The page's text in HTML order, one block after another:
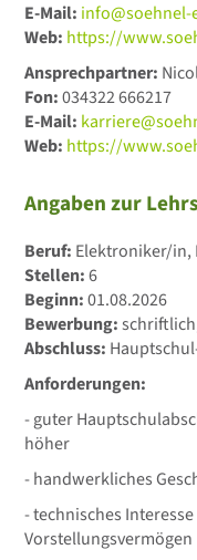
E-Mail:
Web: https://
Ansprechpartner:
Fon:034322 666217
E-Mail:
Web: https://
Angaben zur
Beruf: Elektroniker/in,
Stellen:6
Beginn:01.08.2026
Bewerbung:
Abschluss:
Anforderungen:
- guter
höher
- handwerkliches
- technisches
Vorstellungsvermögen